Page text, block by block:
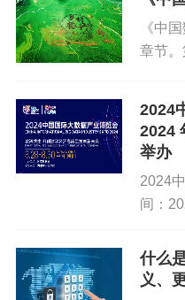
主数据管理：对核心业
维护，确保数据的准确
质量问题和改进数据质
量水平。
数据治理：通过制定数
和流程等手段，推动
四、价值与意义
《中
章节
数商强
兴产
2024
2024
举办
2024
间：
数字
什么
义、